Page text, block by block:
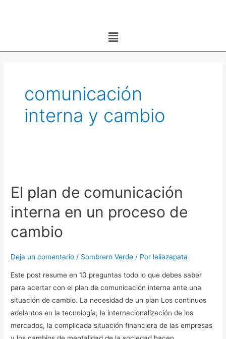
Menú
comunicación
interna y cambio
El plan de comunicación
interna en un proceso de
cambio
Deja un comentario / Sombrero Verde / Por leliazapata
Este post resume en 10 preguntas todo lo que debes saber
para acertar con el plan de comunicación interna ante una
situación de cambio. La necesidad de un plan Los continuos
adelantos en la tecnología, la internacionalización de los
mercados, la complicada situación financiera de las empresas
de
comunicación
interna
en
proceso
cambio